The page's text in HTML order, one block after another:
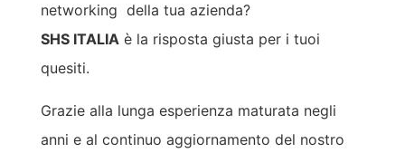
networking della tua azienda?
SHS ITALIA è la risposta giusta per i tuoi
quesiti.
Grazie alla lunga esperienza maturata negli
anni e al continuo aggiornamento del nostro